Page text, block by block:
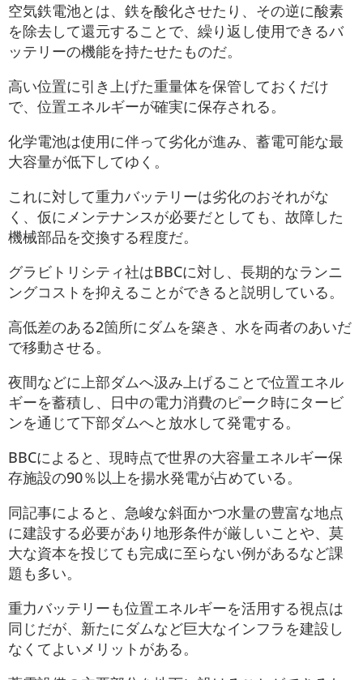
空気鉄電池とは、鉄を酸化させたり、その逆に酸素
を除去して還元することで、繰り返し使用できるバ
ッテリーの機能を持たせたものだ。
高い位置に引き上げた重量体を保管しておくだけ
で、位置エネルギーが確実に保存される。
化学電池は使用に伴って劣化が進み、蓄電可能な最
大容量が低下してゆく。
これに対して重力バッテリーは劣化のおそれがな
く、仮にメンテナンスが必要だとしても、故障した
機械部品を交換する程度だ。
グラビトリシティ社はBBCに対し、長期的なランニ
ングコストを抑えることができると説明している。
高低差のある2箇所にダムを築き、水を両者のあいだ
で移動させる。
夜間などに上部ダムへ汲み上げることで位置エネル
ギーを蓄積し、日中の電力消費のピーク時にタービ
ンを通じて下部ダムへと放水して発電する。
BBCによると、現時点で世界の大容量エネルギー保
存施設の90％以上を揚水発電が占めている。
同記事によると、急峻な斜面かつ水量の豊富な地点
に建設する必要があり地形条件が厳しいことや、莫
大な資本を投じても完成に至らない例があるなど課
題も多い。
重力バッテリーも位置エネルギーを活用する視点は
同じだが、新たにダムなど巨大なインフラを建設し
なくてよいメリットがある。